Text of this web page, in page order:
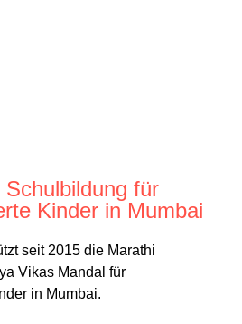
für
Kinder in Mumbai
seit 2015 die Marathi
Vikas Mandal für
in Mumbai.